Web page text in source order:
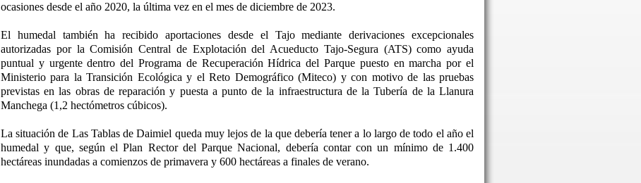
ocasiones desde el año 2020, la última vez en el mes de diciembre de 2023.
El humedal también ha recibido aportaciones desde el Tajo mediante derivaciones excepcionales
autorizadas por la Comisión Central de Explotación del Acueducto Tajo-Segura (ATS) como ayuda
puntual y urgente dentro del Programa de Recuperación Hídrica del Parque puesto en marcha por el
Ministerio para la Transición Ecológica y el Reto Demográfico (Miteco) y con motivo de las pruebas
previstas en las obras de reparación y puesta a punto de la infraestructura de la Tubería de la Llanura
Manchega (1,2 hectómetros cúbicos).
La situación de Las Tablas de Daimiel queda muy lejos de la que debería tener a lo largo de todo el año el
humedal y que, según el Plan Rector del Parque Nacional, debería contar con un mínimo de 1.400
hectáreas inundadas a comienzos de primavera y 600 hectáreas a finales de verano.